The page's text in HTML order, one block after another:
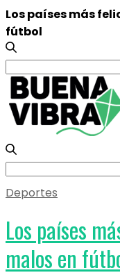
Los países más
fútbol
Search
for:
Search
Deportes
Los países
malos en